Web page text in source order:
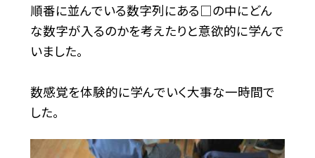
順番に並んでいる数字列にある□の中にどん
な数字が入るのかを考えたりと意欲的に学んで
いました。
数感覚を体験的に学んでいく大事な一時間で
した。